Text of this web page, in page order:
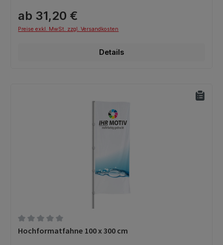
ab 31,20 €
Preise exkl. MwSt. zzgl. Versandkosten
Details
Durchschnittliche Bewertung von 0 von 5 Sternen
Hochformatfahne 100 x 300 cm